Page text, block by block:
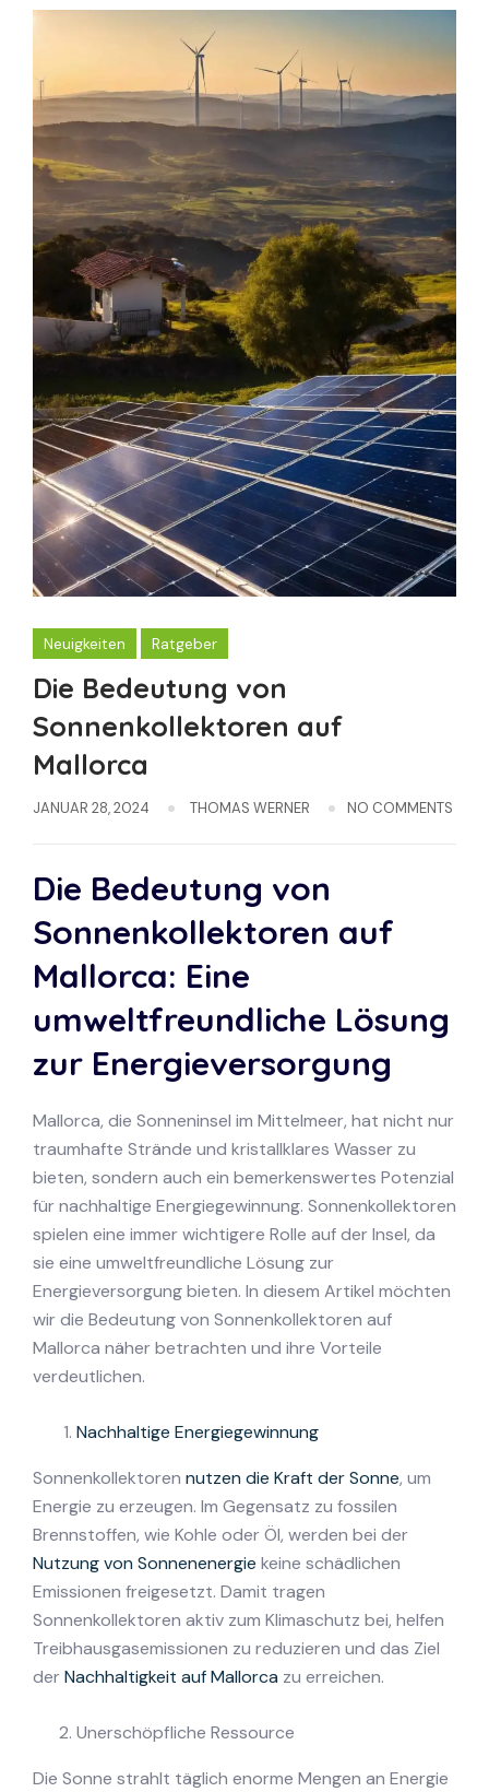
Neuigkeiten Ratgeber
Die Bedeutung von
Sonnenkollektoren auf
Mallorca
JANUAR 28, 2024 THOMAS WERNER NO COMMENTS
Die Bedeutung von
Sonnenkollektoren auf
Mallorca: Eine
umweltfreundliche Lösung
zur Energieversorgung
Mallorca, die Sonneninsel im Mittelmeer, hat nicht nur
traumhafte Strände und kristallklares Wasser zu
bieten, sondern auch ein bemerkenswertes Potenzial
für nachhaltige Energiegewinnung. Sonnenkollektoren
spielen eine immer wichtigere Rolle auf der Insel, da
sie eine umweltfreundliche Lösung zur
Energieversorgung bieten. In diesem Artikel möchten
wir die Bedeutung von Sonnenkollektoren auf
Mallorca näher betrachten und ihre Vorteile
verdeutlichen.
Nachhaltige Energiegewinnung
Sonnenkollektoren nutzen die Kraft der Sonne, um
Energie zu erzeugen. Im Gegensatz zu fossilen
Brennstoffen, wie Kohle oder Öl, werden bei der
Nutzung von Sonnenenergie keine schädlichen
Emissionen freigesetzt. Damit tragen
Sonnenkollektoren aktiv zum Klimaschutz bei, helfen
Treibhausgasemissionen zu reduzieren und das Ziel
derNachhaltigkeit auf Mallorca zu erreichen.
Unerschöpfliche Ressource
Die Sonne strahlt täglich enorme Mengen an Energie